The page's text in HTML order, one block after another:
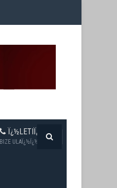
Ï¿½LETIÏ¿½IM
BIZE ULAÏ¿½Ï¿½N